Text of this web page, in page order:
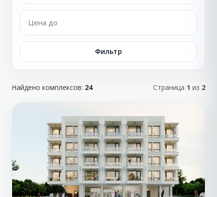
Фильтр
Найдено комплексов: 24 Страница 1 из 2